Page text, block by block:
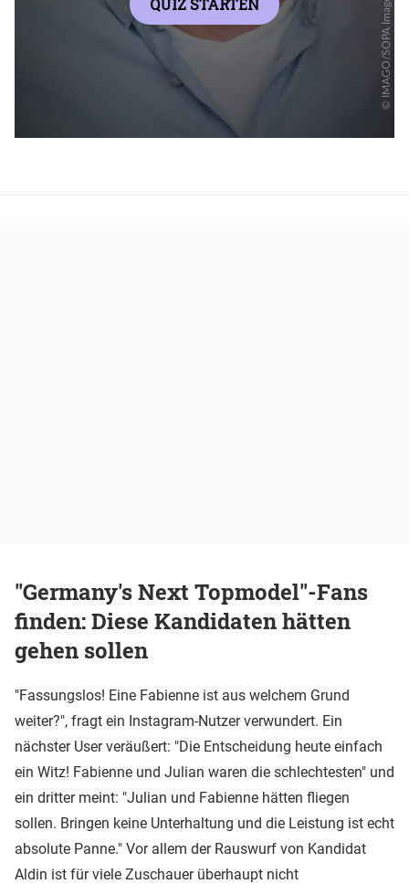
"Germany's Next Topmodel"-Fans
finden: Diese Kandidaten hätten
gehen sollen
"Fassungslos! Eine Fabienne ist aus welchem Grund
weiter?", fragt ein Instagram-Nutzer verwundert. Ein
nächster User veräußert: "Die Entscheidung heute einfach
ein Witz! Fabienne und Julian waren die schlechtesten" und
ein dritter meint: "Julian und Fabienne hätten fliegen
sollen. Bringen keine Unterhaltung und die Leistung ist echt
absolute Panne." Vor allem der Rauswurf von Kandidat
Aldin ist für viele Zuschauer überhaupt nicht